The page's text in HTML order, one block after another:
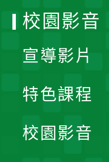
校園影音
宣導影片
特色課程
校園影音